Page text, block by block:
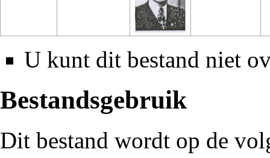
U kunt dit bestand niet
Bestandsgebruik
Dit bestand wordt op de